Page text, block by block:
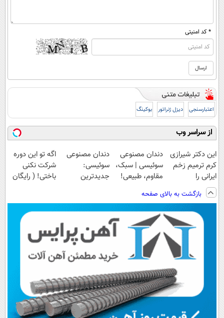
* کد امنیتی
اعتبارسنجی دیزل ژنراتور بوکینگ
از سراسر وب
این دکتر شیرازی
کرم ترمیم زخم
ایرانی را
ساخت!!!
دندان مصنوعی
سوئیسی | سبک،
مقاوم، طبیعی!
رایگان+پرداخت
اقساطی😍
دندان مصنوعی
سوئیسی:
جدیدترین
پرداخت قسطی
اگه تو این دوره
شرکت نکنی
باختی! ( رایگان
بازگشت به بالای صفحه